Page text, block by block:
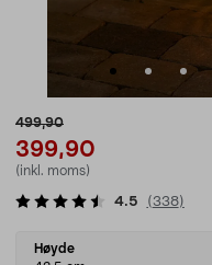
499,90
399,90
(inkl. moms)
4.5 (338)
Select
Høyde